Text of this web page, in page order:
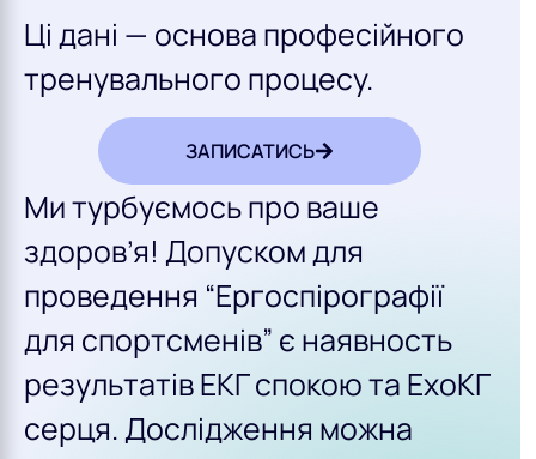
Ці дані — основа професійного
тренувального процесу.
ЗАПИСАТИСЬ
Ми турбуємось про ваше
здоров’я! Допуском для
проведення “Ергоспірографії
для спортсменів” є наявность
результатів ЕКГ спокою та ЕхоКГ
серця. Дослідження можна